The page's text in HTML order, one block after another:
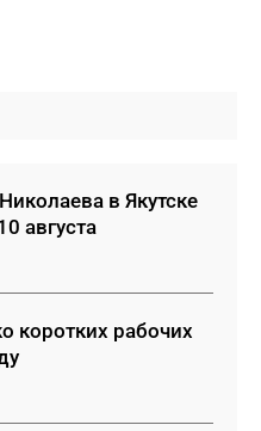
в Якутске
августа
коротких рабочих